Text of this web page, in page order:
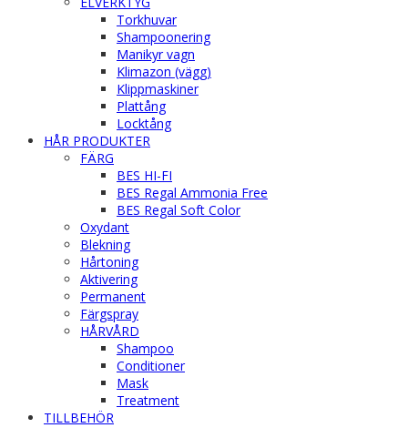
Torkhuvar
Shampoonering
Manikyr vagn
Klimazon (vägg)
Klippmaskiner
Plattång
Locktång
HÅR PRODUKTER
FÄRG
BES HI-FI
BES Regal Ammonia Free
BES Regal Soft Color
Oxydant
Blekning
Hårtoning
Aktivering
Permanent
Färgspray
HÅRVÅRD
Shampoo
Conditioner
Mask
Treatment
TILLBEHÖR